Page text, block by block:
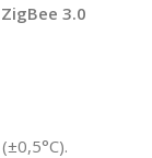
3.0
(±0,5°C).